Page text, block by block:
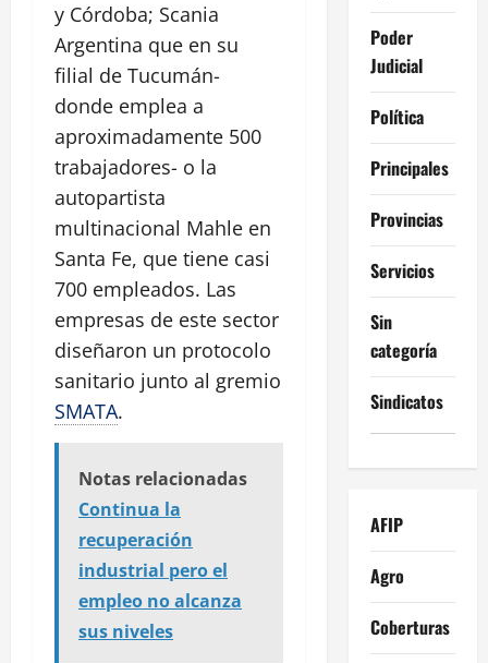
y Córdoba; Scania
Argentina que en su
filial de Tucumán-
donde emplea a
aproximadamente 500
trabajadores- o la
autopartista
multinacional Mahle en
Santa Fe, que tiene casi
700 empleados. Las
empresas de este sector
diseñaron un protocolo
sanitario junto al gremio
SMATA.
Notas relacionadas
Continua la
recuperación
industrial pero el
empleo no alcanza
sus niveles
Poder
Judicial
Política
Principales
Provincias
Servicios
Sin
categoría
Sindicatos
AFIP
Agro
Coberturas